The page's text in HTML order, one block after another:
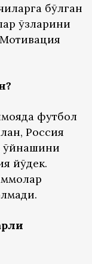
бўлган
ўзларини
футбол
Россия
ўйнашини
йўқдек.